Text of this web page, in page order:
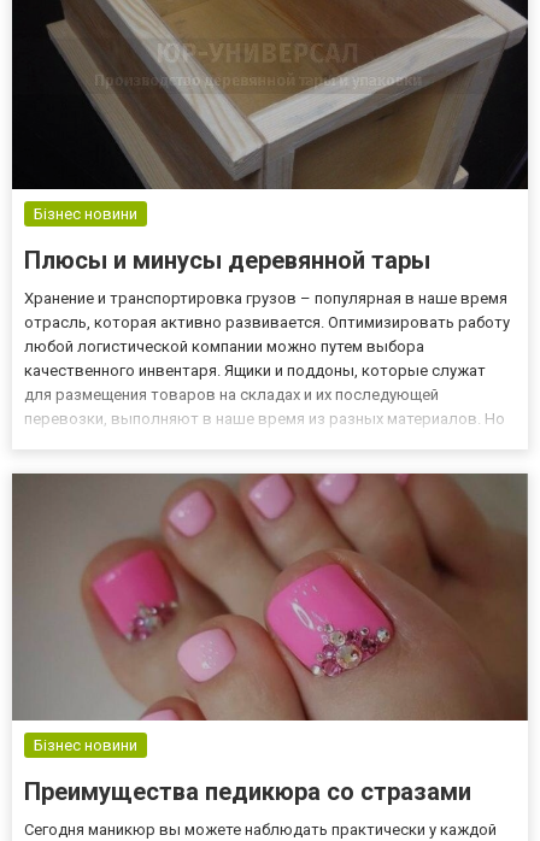
Бізнес новини
Плюсы и минусы деревянной тары
Хранение и транспортировка грузов – популярная в наше время
отрасль, которая активно развивается. Оптимизировать работу
любой логистической компании можно путем выбора
качественного инвентаря. Ящики и поддоны, которые служат
для размещения товаров на складах и их последующей
перевозки, выполняют в наше время из разных материалов. Но
Бізнес новини
Преимущества педикюра со стразами
Сегодня маникюр вы можете наблюдать практически у каждой